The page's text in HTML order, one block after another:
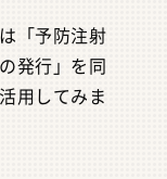
「予防注射
発行」を同
用してみま